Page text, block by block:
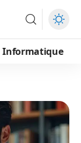
Informatique